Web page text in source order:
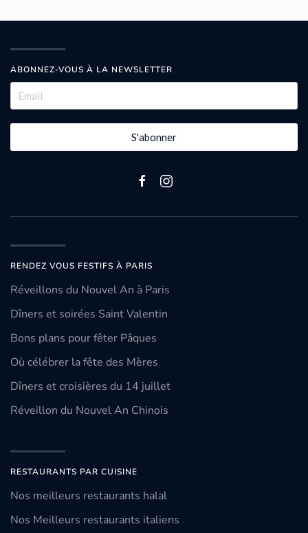
ABONNEZ-VOUS À LA NEWSLETTER
S'abonner
RENDEZ VOUS FESTIFS À PARIS
Réveillons du Nouvel An à Paris
Dîners et soirées Saint Valentin
Bons plans pour fêter Pâques
Où célébrer la fête des Mères
Dîners et croisières du 14 juillet
Réveillon du Nouvel An Chinois
RESTAURANTS PAR CUISINE
Nos meilleurs restaurants halal
Nos Meilleurs restaurants italiens